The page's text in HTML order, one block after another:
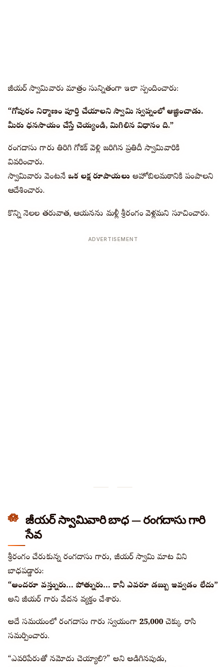
జీయర్ స్వామివారు మాత్రం సున్నితంగా ఇలా స్పందించారు:
“గోపురం నిర్మాణం పూర్తి చేయాలని స్వామి స్వప్నంలో ఆజ్ఞించాడు.
మీరు ధనసాయం చేస్తే చెయ్యండి, మిగిలిన విధానం నాది.”
రంగదాసు గారు తిరిగి గోకక్ వెళ్లి జరిగిన ప్రతిదీ స్వామివారికి
వివరించారు.
స్వామివారు వెంటనే ఒక లక్ష రూపాయలుఅహోబిలమఠానికి పంపాలని
ఆదేశించారు.
కొన్ని నెలల తరువాత, ఆయనను మళ్లీ శ్రీరంగం వెళ్లమని సూచించారు.
ADVERTISEMENT
జీయర్ స్వామివారి బాధ — రంగదాసు గారి
సేవ
శ్రీరంగం చేరుకున్న రంగదాసు గారు, జీయర్ స్వామి మాట విని
బాధపడ్డారు:
“అందరూ వస్తున్నారు… పోతున్నారు… కానీ ఎవరూ డబ్బు ఇవ్వడం లేదు”
అని జీయర్ గారు వేదన వ్యక్తం చేశారు.
అదే సమయంలో రంగదాసు గారు స్వయంగా ₹25,000 చెక్కు రాసి
సమర్పించారు.
“ఎవరిపేరుతో నమోదు చెయ్యాలి?” అని అడిగినపుడు,